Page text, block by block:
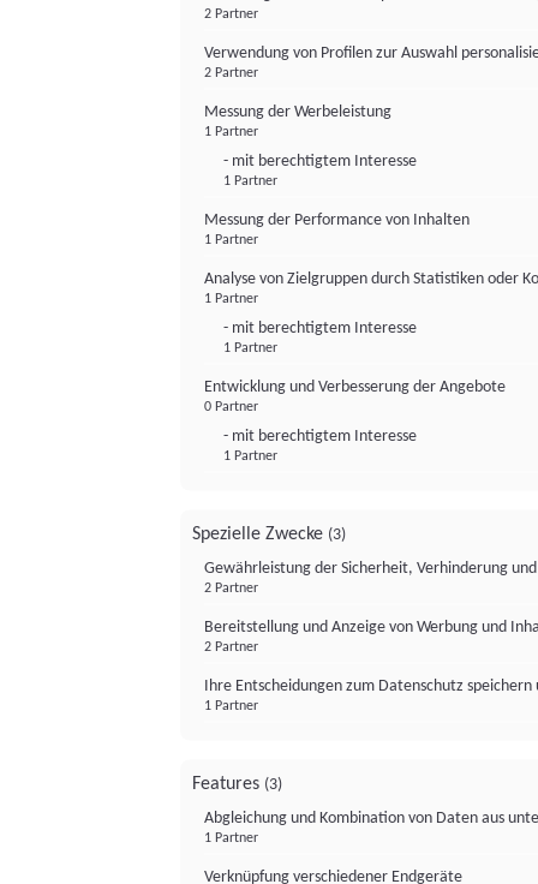
2 Partner
Verwendung von Profilen zur Auswahl
2 Partner
Messung der Werbeleistung
1 Partner
- mit berechtigtem Interesse
1 Partner
Messung der Performance von Inhalten
1 Partner
Analyse von Zielgruppen durch Statistiken oder
1 Partner
- mit berechtigtem Interesse
1 Partner
Entwicklung und Verbesserung der Angebote
0 Partner
- mit berechtigtem Interesse
1 Partner
Spezielle Zwecke (3)
Gewährleistung der Sicherheit, Verhinderung
2 Partner
Bereitstellung und Anzeige von Werbung und
2 Partner
Ihre Entscheidungen zum Datenschutz
1 Partner
Features (3)
Abgleichung und Kombination von Daten aus
1 Partner
Verknüpfung verschiedener Endgeräte